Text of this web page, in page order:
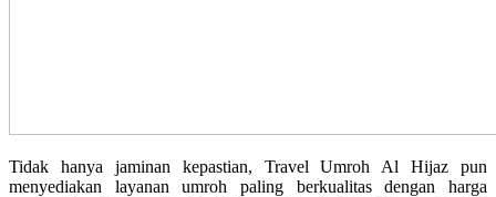
Tidak hanya jaminan kepastian, Travel Umroh Al Hijaz pun
menyediakan layanan umroh paling berkualitas dengan harga